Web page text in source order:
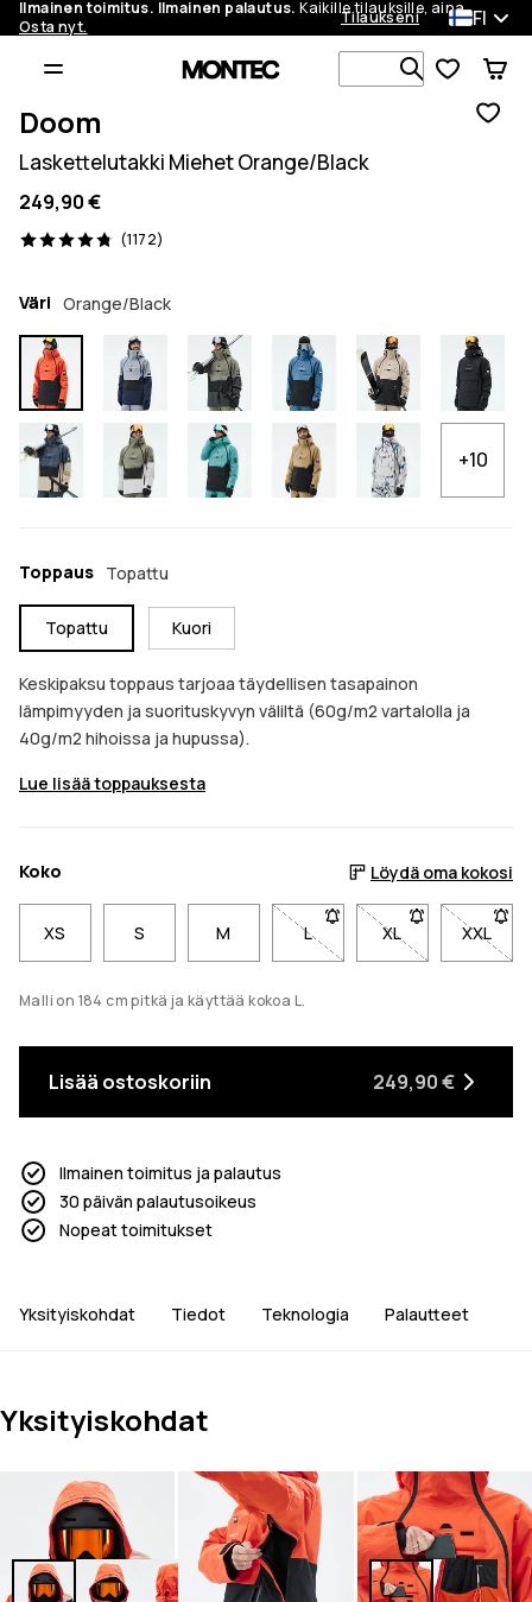
Ilmainen toimitus. Ilmainen palautus. Kaikille tilauksille, aina.
Osta nyt.
Tilaukseni FI
Etsi 1 000+
Doom
Laskettelutakki Miehet Orange/Black
249,90 €
(1172)
1172 arvostelut, 4.8/5
Väri Orange/Black
+10
Toppaus Topattu
Topattu Kuori
Keskipaksu toppaus tarjoaa täydellisen tasapainon
lämpimyyden ja suorituskyvyn väliltä (60g/m2 vartalolla ja
40g/m2 hihoissa ja hupussa).
Lue lisää toppauksesta
Koko Löydä oma kokosi
XS S M L- Koko L ei ole saatavilla.
XL- Koko XL ei ole
XXL- Koko
Malli on 184 cm pitkä ja käyttää kokoa L.
Lisää ostoskoriin 249,90 €
Ilmainen toimitus ja palautus
30 päivän palautusoikeus
Nopeat toimitukset
Yksityiskohdat Tiedot Teknologia Palautteet
Yksityiskohdat